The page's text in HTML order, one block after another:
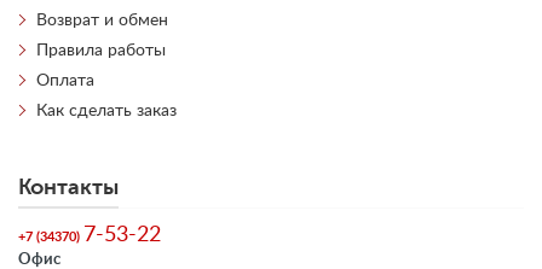
Возврат и обмен
Правила работы
Оплата
Как сделать заказ
Контакты
+7 (34370) 7-53-22
Офис